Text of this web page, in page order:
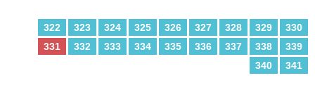
322 323 324 325 326 327 328 329
330
331
332 333 334 335 336 337 338
339
340
341